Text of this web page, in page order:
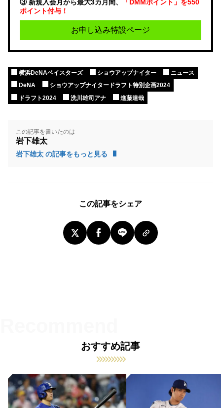
③ 新規入会月から最大3カ月間、
「DMMポイント」を550
ポイント付与！
お申し込み特設ページ
横浜DeNAベイスターズ ショウアップナイター
ニュース
DeNA
ショウアップナイタードラフト特別企画2024
ドラフト2024
洗川雄司アナ 進藤達哉
この記事を書いたのは
岩下雄太
岩下雄太 の記事をもっと見る
この記事をシェア
おすすめ記事